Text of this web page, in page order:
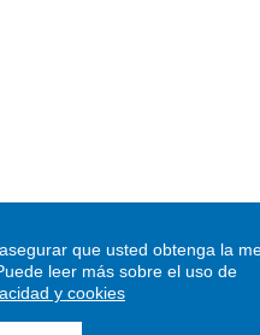
que usted obtenga la
leer más sobre el uso de
y cookies